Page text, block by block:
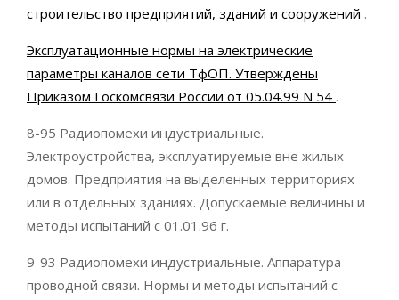
строительство предприятий, зданий и сооружений .
Эксплуатационные нормы на электрические
параметры каналов сети ТфОП. Утверждены
Приказом Госкомсвязи России от 05.04.99 N 54 .
8-95 Радиопомехи индустриальные.
Электроустройства, эксплуатируемые вне жилых
домов. Предприятия на выделенных территориях
или в отдельных зданиях. Допускаемые величины и
методы испытаний с 01.01.96 г.
9-93 Радиопомехи индустриальные. Аппаратура
проводной связи. Нормы и методы испытаний с